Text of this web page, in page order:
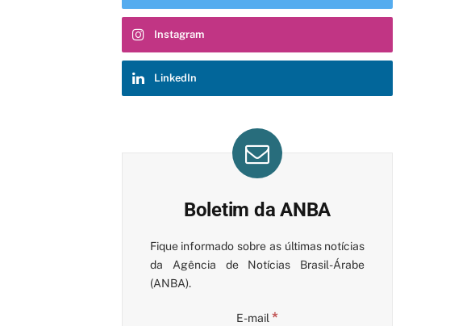
Instagram
LinkedIn
Boletim da ANBA
Fique informado sobre as últimas notícias
da Agência de Notícias Brasil-Árabe
(ANBA).
E-mail *